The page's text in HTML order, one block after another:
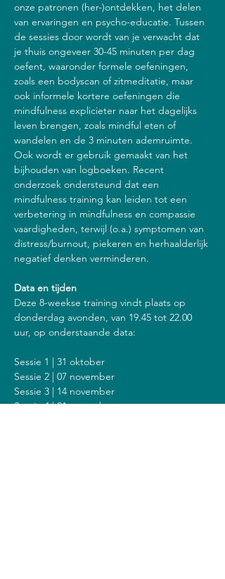
onze patronen (her-)ontdekken, het delen
van ervaringen en psycho-educatie. Tussen
de sessies door wordt van je verwacht dat
je thuis ongeveer 30-45 minuten per dag
oefent, waaronder formele oefeningen,
zoals een bodyscan of zitmeditatie, maar
ook informele kortere oefeningen die
mindfulness explicieter naar het dagelijks
leven brengen, zoals mindful eten of
wandelen en de 3 minuten ademruimte.
Ook wordt er gebruik gemaakt van het
bijhouden van logboeken. Recent
onderzoek ondersteund dat een
mindfulness training kan leiden tot een
verbetering in mindfulness en compassie
vaardigheden, terwijl (o.a.) symptomen van
distress/burnout, piekeren en herhaalderlijk
negatief denken verminderen.
Data en tijden
Deze 8-weekse training vindt plaats op
donderdag avonden, van 19.45 tot 22.00
uur, op onderstaande data:
Sessie 1 | 31 oktober
Sessie 2 | 07 november
Sessie 3 | 14 november
Sessie 4 | 21 november